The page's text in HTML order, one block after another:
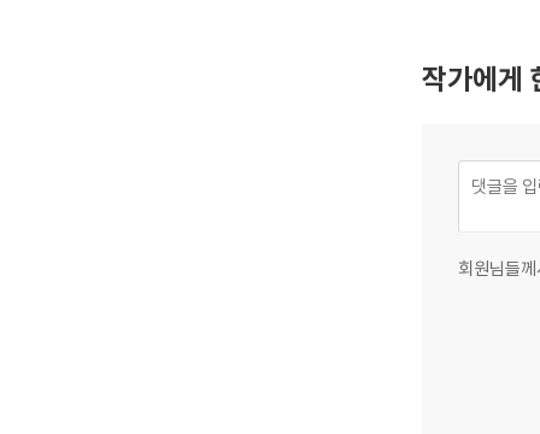
작가에게
회원님들